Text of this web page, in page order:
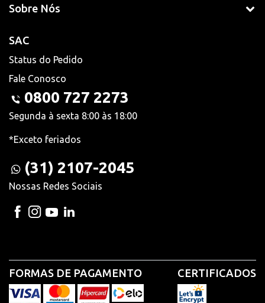
Sobre Nós
SAC
Status do Pedido
Fale Conosco
0800 727 2273
Segunda à sexta 8:00 às 18:00
*Exceto feriados
(31) 2107-2045
Nossas Redes Sociais
FORMAS DE PAGAMENTO CERTIFICADOS